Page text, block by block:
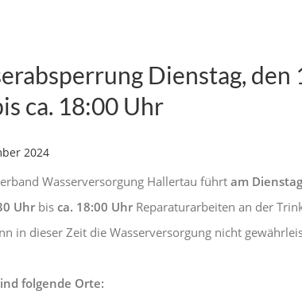
Dienstag, den
ca. 18:00 Uhr
2024
Wasserversorgung Hallertau führt am
Uhr bis ca. 18:00 Uhr Reparaturarbeiten an der
in dieser Zeit die Wasserversorgung nicht
folgende Orte: